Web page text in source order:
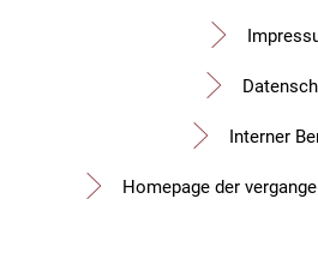
Interner
Homepage der